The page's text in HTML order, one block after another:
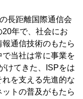
長距離国際通信会
年で、社会にお
通信技術のもたら
当社は常に事業を
けてきた、ISPをは
を支える先進的な
トの普及がもたら